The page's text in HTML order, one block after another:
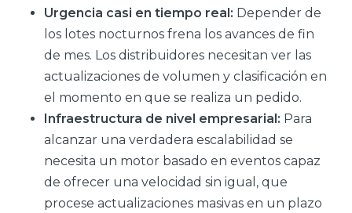
Urgencia casi en tiempo real: Depender de
los lotes nocturnos frena los avances de fin
de mes. Los distribuidores necesitan ver las
actualizaciones de volumen y clasificación en
el momento en que se realiza un pedido.
Infraestructura de nivel empresarial: Para
alcanzar una verdadera escalabilidad se
necesita un motor basado en eventos capaz
de ofrecer una velocidad sin igual, que
procese actualizaciones masivas en un plazo